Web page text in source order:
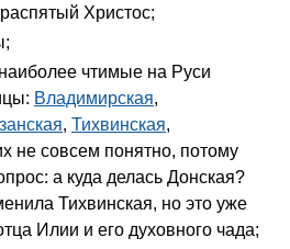
Христос;
чтимые на Руси
Владимирская,
, Тихвинская,
не совсем понятно, потому
а куда делась Донская?
Тихвинская, но это уже
Илии и его духовного чада;